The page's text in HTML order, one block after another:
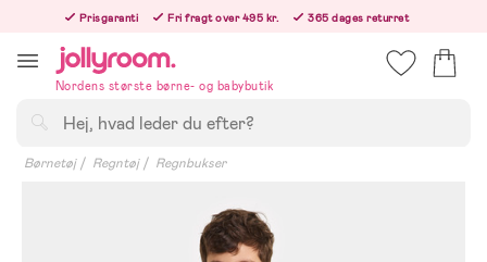
innehållet
Prisgaranti Fri fragt over 495 kr.
365 dages returret
Nordens største børne- og babybutik
Børnetøj Regntøj Regnbukser